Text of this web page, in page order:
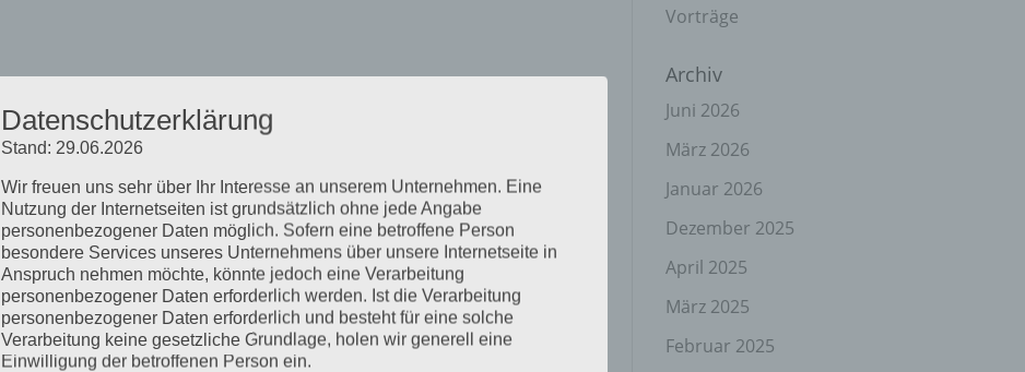
Vorträge
Archiv
Juni 2026
März 2026
Januar 2026
Dezember 2025
April 2025
März 2025
Februar 2025
Datenschutzerklärung
Stand: 29.06.2026
Wir freuen uns sehr über Ihr Interesse an unserem Unternehmen. Eine
Nutzung der Internetseiten ist grundsätzlich ohne jede Angabe
personenbezogener Daten möglich. Sofern eine betroffene Person
besondere Services unseres Unternehmens über unsere Internetseite in
Anspruch nehmen möchte, könnte jedoch eine Verarbeitung
personenbezogener Daten erforderlich werden. Ist die Verarbeitung
personenbezogener Daten erforderlich und besteht für eine solche
Verarbeitung keine gesetzliche Grundlage, holen wir generell eine
Einwilligung der betroffenen Person ein.